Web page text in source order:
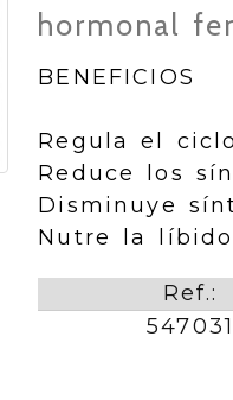
hormonal
BENEFICIOS
Regula el
Reduce los
Disminuye
Nutre la líbido
Ref.:
547031